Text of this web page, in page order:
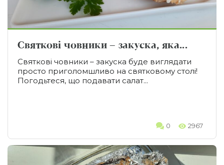
Святкові човники – закуска, яка...
Святкові човники – закуска буде виглядати
просто приголомшливо на святковому столі!
Погодьтеся, що подавати салат...
0 2967